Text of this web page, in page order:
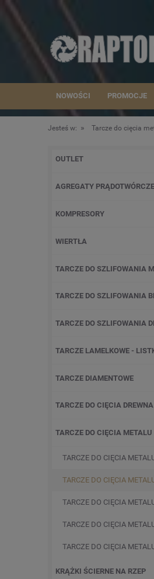
NOWOŚCI PROMOCJE
Jesteś w: » Tarcze do cięcia
OUTLET
AGREGATY PRĄDOTWÓRCZE
KOMPRESORY
WIERTŁA
TARCZE DO SZLIFOWANIA
TARCZE DO SZLIFOWANIA
TARCZE DO SZLIFOWANIA
TARCZE LAMELKOWE -
TARCZE DIAMENTOWE
TARCZE DO CIĘCIA DREWNA
TARCZE DO CIĘCIA METALU
TARCZE DO CIĘCIA
TARCZE DO CIĘCIA
TARCZE DO CIĘCIA
TARCZE DO CIĘCIA
TARCZE DO CIĘCIA
KRĄŻKI ŚCIERNE NA RZEP